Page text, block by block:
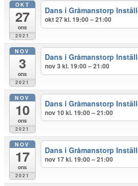
OKT
27
ons
2021
Dans i Gråmanstorp
okt 27 kl. 19:00 – 21:00
NOV
3
ons
2021
Dans i Gråmanstorp
nov 3 kl. 19:00 – 21:00
NOV
10
ons
2021
Dans i Gråmanstorp
nov 10 kl. 19:00 – 21:00
NOV
17
ons
2021
Dans i Gråmanstorp
nov 17 kl. 19:00 – 21:00